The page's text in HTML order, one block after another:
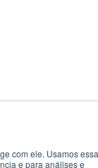
com ele. Usamos
e para análises e